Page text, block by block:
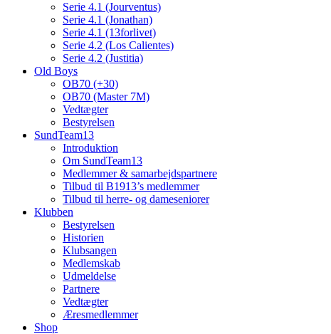
Serie 4.1 (Jourventus)
Serie 4.1 (Jonathan)
Serie 4.1 (13forlivet)
Serie 4.2 (Los Calientes)
Serie 4.2 (Justitia)
Old Boys
OB70 (+30)
OB70 (Master 7M)
Vedtægter
Bestyrelsen
SundTeam13
Introduktion
Om SundTeam13
Medlemmer & samarbejdspartnere
Tilbud til B1913’s medlemmer
Tilbud til herre- og dameseniorer
Klubben
Bestyrelsen
Historien
Klubsangen
Medlemskab
Udmeldelse
Partnere
Vedtægter
Æresmedlemmer
Shop